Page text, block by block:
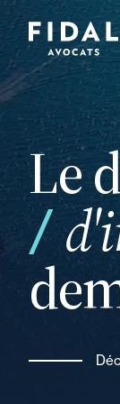
Aller
au
contenu
principalRechercher
Le
votre